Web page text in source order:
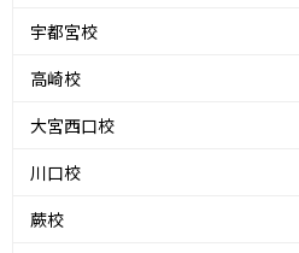
宇都宮校
高崎校
大宮西口校
川口校
蕨校